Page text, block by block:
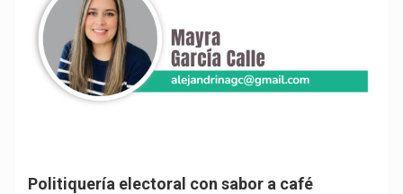
Politiquería electoral con sabor a café